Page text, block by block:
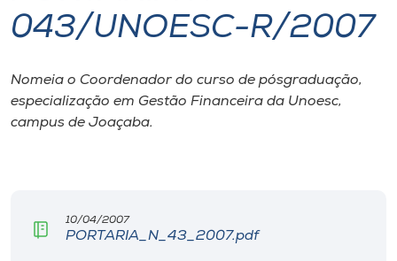
I.nova
Diplomados
043/UNOESC-R/2007
Nomeia o Coordenador do curso de pósgraduação,
especialização em Gestão Financeira da Unoesc,
campus de Joaçaba.
10/04/2007
PORTARIA_N_43_2007.pdf